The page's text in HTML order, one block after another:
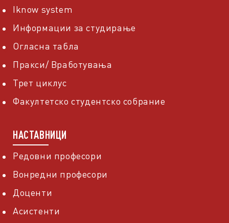
Iknow system
Информации за студирање
Огласна табла
Пракси/ Вработувања
Трет циклус
Факултетско студентско собрание
НАСТАВНИЦИ
Редовни професори
Вонредни професори
Доценти
Асистенти